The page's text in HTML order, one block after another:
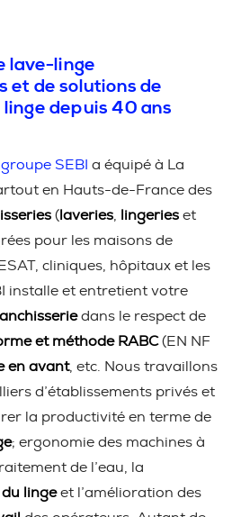
lave-linge
et de solutions de
depuis 40 ans
groupe SEBI a équipé à La
en Hauts-de-France des
( laveries lingeries et
pour les maisons de
cliniques, hôpitaux et les
installe et entretient votre
dans le respect de
et méthode RABC(EN NF
en avant, etc. Nous travaillons
d’établissements privés et
la productivité en terme de
; ergonomie des machines à
de l’eau, la
lingeet l’amélioration des